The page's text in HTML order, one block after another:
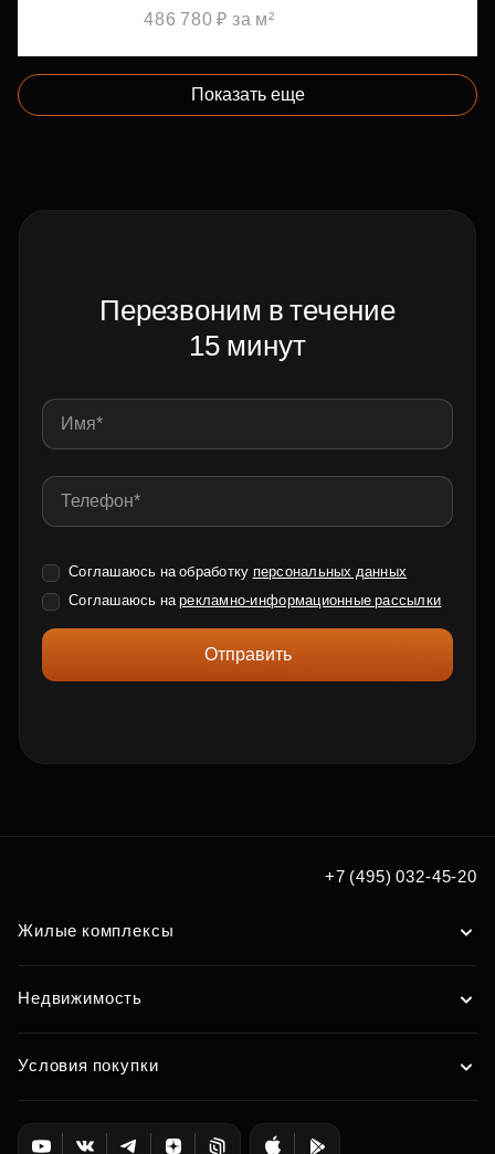
486 780 ₽ за м²
Показать еще
Перезвоним в течение
15 минут
Соглашаюсь на обработку персональных данных
Соглашаюсь нарекламно-информационные рассылки
Отправить
+7 (495) 032-45-20
Жилые комплексы
Недвижимость
Условия покупки